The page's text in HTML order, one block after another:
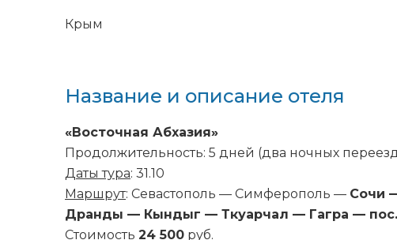
Крым
Название и описание отеля
«Восточная Абхазия»
Продолжительность: 5 дней (два ночных
Даты тура: 31.10
Маршрут: Севастополь — Симферополь — Сочи
Дранды — Кындыг — Ткуарчал — Гагра —
Стоимость 24 500 руб.